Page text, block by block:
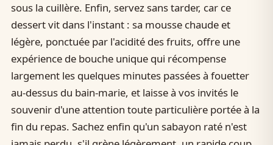
sous la cuillère. Enfin, servez sans tarder, car ce
dessert vit dans l'instant : sa mousse chaude et
légère, ponctuée par l'acidité des fruits, offre une
expérience de bouche unique qui récompense
largement les quelques minutes passées à fouetter
au-dessus du bain-marie, et laisse à vos invités le
souvenir d'une attention toute particulière portée à la
fin du repas. Sachez enfin qu'un sabayon raté n'est